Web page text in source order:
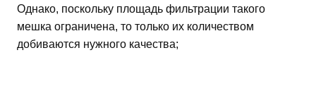
Однако, поскольку площадь фильтрации такого
мешка ограничена, то только их количеством
добиваются нужного качества;